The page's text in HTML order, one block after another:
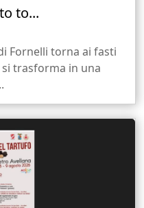
to...
Fornelli torna ai fasti
trasforma in una